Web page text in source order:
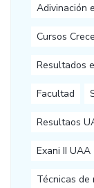
Adivinación
Cursos
Resultados
Facultad
Resultaos
Exani II UAA
Técnicas de